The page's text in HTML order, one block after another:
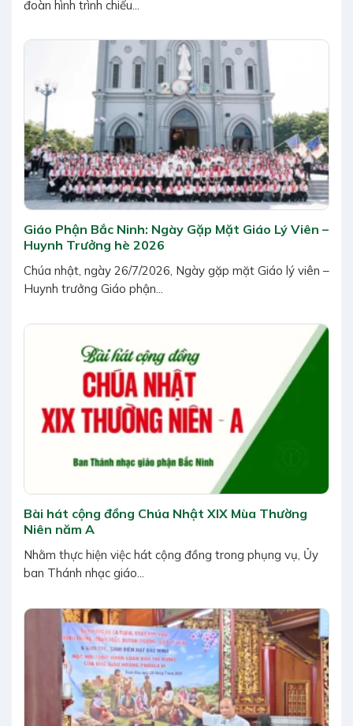
đoàn hình trình chiếu...
Giáo Phận Bắc Ninh: Ngày Gặp Mặt Giáo Lý Viên –
Huynh Trưởng hè 2026
Chúa nhật, ngày 26/7/2026, Ngày gặp mặt Giáo lý viên –
Huynh trưởng Giáo phận...
Bài hát cộng đồng Chúa Nhật XIX Mùa Thường
Niên năm A
Nhằm thực hiện việc hát cộng đồng trong phụng vụ, Ủy
ban Thánh nhạc giáo...